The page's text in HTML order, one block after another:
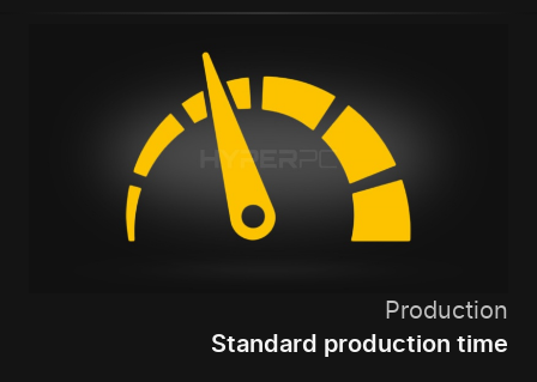
Production
Standard production time